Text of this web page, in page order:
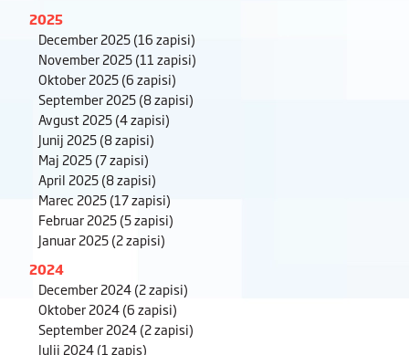
2025
December 2025(16 zapisi)
November 2025(11 zapisi)
Oktober 2025(6 zapisi)
September 2025(8 zapisi)
Avgust 2025(4 zapisi)
Junij 2025(8 zapisi)
Maj 2025(7 zapisi)
April 2025(8 zapisi)
Marec 2025(17 zapisi)
Februar 2025(5 zapisi)
Januar 2025(2 zapisi)
2024
December 2024(2 zapisi)
Oktober 2024(6 zapisi)
September 2024(2 zapisi)
Julij 2024(1 zapis)